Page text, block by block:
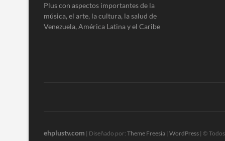
Plus con aspectos importantes de la
música, el arte, la cultura, la salud de
Venezuela, América Latina y el Caribe
ehplustv.com | Diseñado por: Theme Freesia | WordPress | ©